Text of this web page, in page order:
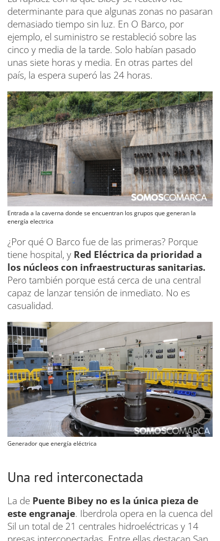
determinante para que algunas zonas no pasaran
demasiado tiempo sin luz. En O Barco, por
ejemplo, el suministro se restableció sobre las
cinco y media de la tarde. Solo habían pasado
unas siete horas y media. En otras partes del
país, la espera superó las 24 horas.
Entrada a la caverna donde se encuentran los grupos que generan la
energía electrica
¿Por qué O Barco fue de las primeras? Porque
tiene hospital, y Red Eléctrica da prioridad a
los núcleos con infraestructuras sanitarias.
Pero también porque está cerca de una central
capaz de lanzar tensión de inmediato. No es
casualidad.
Generador que energía eléctrica
Una red interconectada
La de Puente Bibey no es la única pieza de
este engranaje. Iberdrola opera en la cuenca del
Sil un total de 21 centrales hidroeléctricas y 14